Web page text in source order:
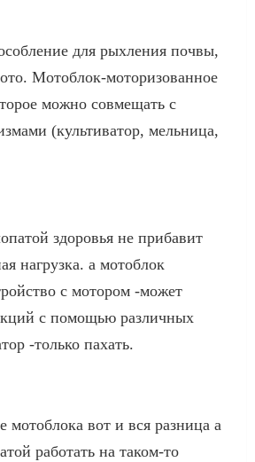
для рыхления почвы,
Мотоблок-моторизованное
можно совмещать с
(культиватор, мельница,
здоровья не прибавит
нагрузка. а мотоблок
с мотором -может
с помощью различных
-только пахать.
мотоблока вот и вся разница а
работать на таком-то